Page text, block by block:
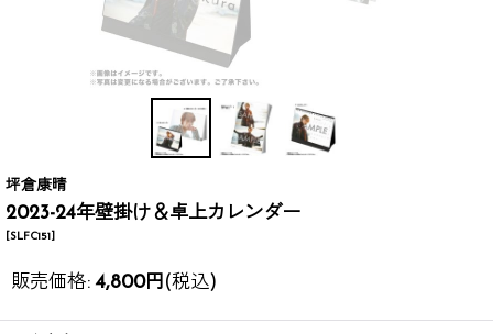
坪倉康晴
2023-24年壁掛け＆卓上カレンダー
[SLFC151]
販売価格: 4,800円 (税込)